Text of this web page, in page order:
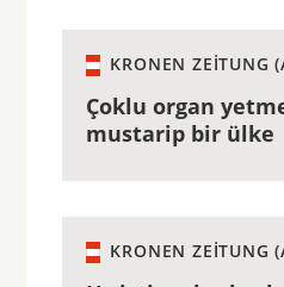
KRONEN ZEITUNG
Çoklu organ
mustarip bir ülke
KRONEN ZEITUNG